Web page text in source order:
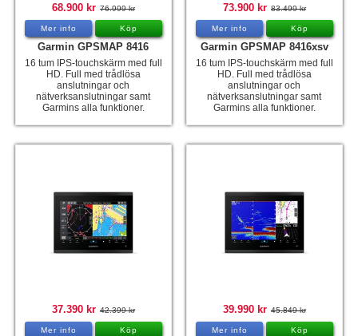
68.900 kr 76.999 kr
Mer info Köp
Garmin GPSMAP 8416
16 tum IPS-touchskärm med full
HD. Full med trådlösa
anslutningar och
nätverksanslutningar samt
Garmins alla funktioner.
73.900 kr 83.499 kr
Mer info Köp
Garmin GPSMAP 8416xsv
16 tum IPS-touchskärm med full
HD. Full med trådlösa
anslutningar och
nätverksanslutningar samt
Garmins alla funktioner.
37.390 kr 42.399 kr
Mer info Köp
39.990 kr 45.849 kr
Mer info Köp